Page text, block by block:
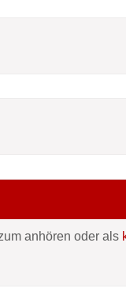
anhören oder als